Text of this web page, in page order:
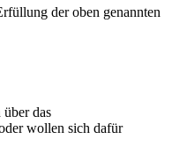
der oben genannten
das
wollen sich dafür